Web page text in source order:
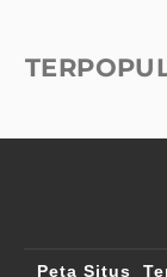
Peta Situs